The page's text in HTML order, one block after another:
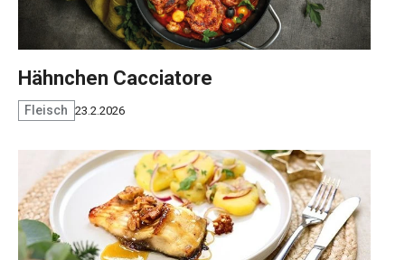
Hähnchen Cacciatore
Fleisch 23.2.2026